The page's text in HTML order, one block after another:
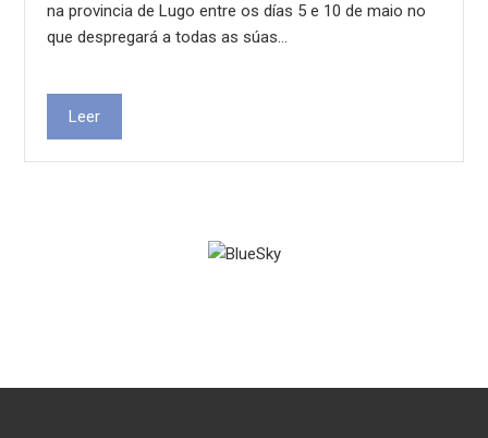
na provincia de Lugo entre os días 5 e 10 de maio no
que despregará a todas as súas…
Leer